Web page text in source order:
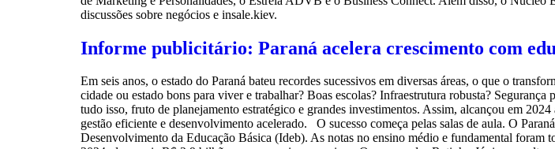
discussões sobre negócios e insale.kiev.
Informe publicitário: Paraná acelera crescimento com
Em seis anos, o estado do Paraná bateu recordes sucessivos em diversas áreas, o que o
cidade ou estado bons para viver e trabalhar? Boas escolas? Infraestrutura robusta?
tudo isso, fruto de planejamento estratégico e grandes investimentos. Assim, alcançou em
gestão eficiente e desenvolvimento acelerado. O sucesso começa pelas salas de aula. O
Desenvolvimento da Educação Básica (Ideb). As notas no ensino médio e fundamental